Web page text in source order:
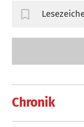
Chronik